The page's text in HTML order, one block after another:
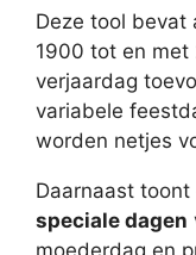
Deze tool bevat
1900 tot en
verjaardag
variabele
worden netjes
Daarnaast
speciale dagen
moederdag en